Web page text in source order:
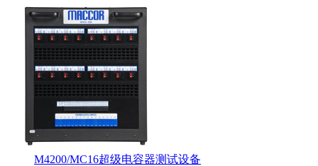
M4200/MC16超级电容器测试设备